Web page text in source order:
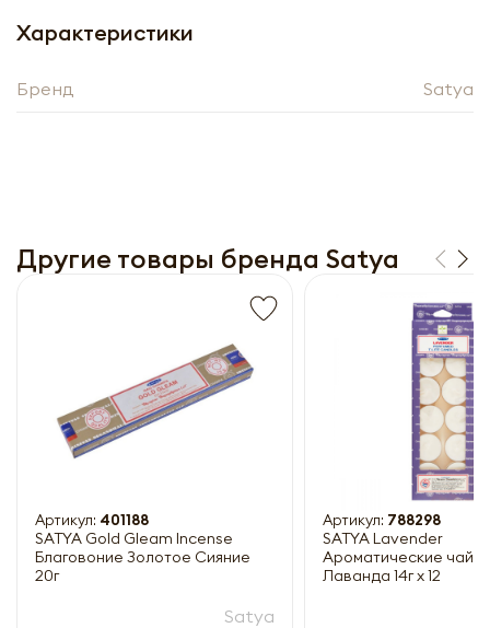
Характеристики
Бренд Satya
Другие товары бренда Satya
Артикул: 401188
SATYA Gold Gleam Incense
Благовоние Золотое Сияние
20г
Satya
Артикул: 788298
SATYA Lavender
Ароматические
Лаванда 14г x 12
Получить прайс-лист
Обязательны к заполнению